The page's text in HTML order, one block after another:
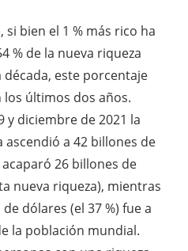
bien el 1 % más rico ha
% de la nueva riqueza
este porcentaje
los últimos dos años.
y diciembre de 2021 la
ascendió a 42 billones de
26 billones de
nueva riqueza), mientras
dólares (el 37 %) fue a
la población mundial.